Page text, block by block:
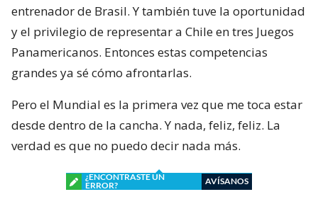
entrenador de Brasil. Y también tuve la oportunidad
y el privilegio de representar a Chile en tres Juegos
Panamericanos. Entonces estas competencias
grandes ya sé cómo afrontarlas.
Pero el Mundial es la primera vez que me toca estar
desde dentro de la cancha. Y nada, feliz, feliz. La
verdad es que no puedo decir nada más.
¿ENCONTRASTE UN
ERROR?
AVÍSANOS